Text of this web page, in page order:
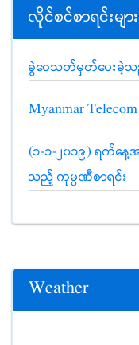
လိုင်စင်စာရင်းများ
ခွဲဝေသတ်မှတ်ပေးခဲ့သည့်
Myanmar
(၁-၁-၂၀၁၉) ရက်န
သည့် ကုမ္ပဏီစာရင်း
Weather